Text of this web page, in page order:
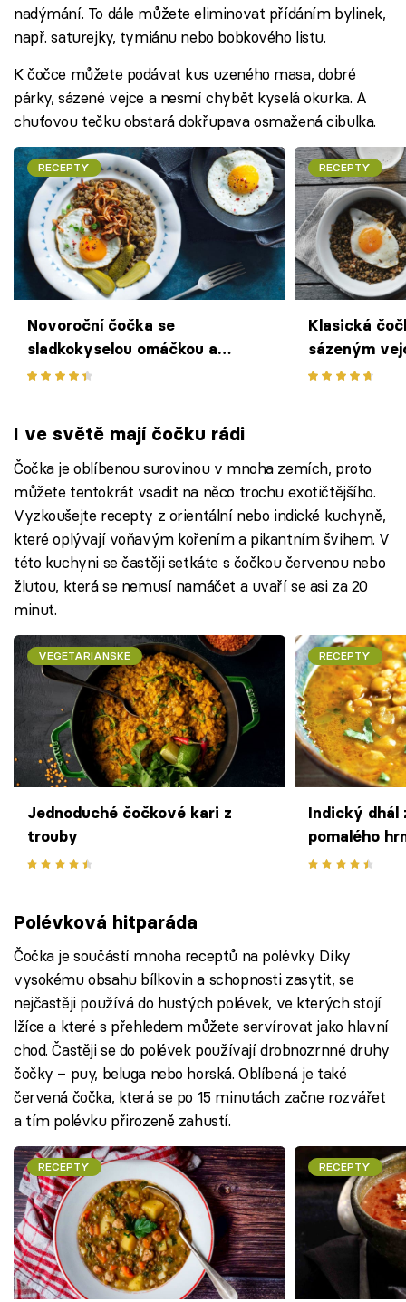
nadýmání. To dále můžete eliminovat přídáním bylinek,
např. saturejky, tymiánu nebo bobkového listu.
K čočce můžete podávat kus uzeného masa, dobré
párky, sázené vejce a nesmí chybět kyselá okurka. A
chuťovou tečku obstará dokřupava osmažená cibulka.
RECEPTY
Novoroční čočka se
sladkokyselou omáčkou a
osmaženou cibulí
RECEPTY
Klasická
sázeným
I ve světě mají čočku rádi
Čočka je oblíbenou surovinou v mnoha zemích, proto
můžete tentokrát vsadit na něco trochu exotičtějšího.
Vyzkoušejte recepty z orientální nebo indické kuchyně,
které oplývají voňavým kořením a pikantním švihem. V
této kuchyni se častěji setkáte s čočkou červenou nebo
žlutou, která se nemusí namáčet a uvaří se asi za 20
minut.
VEGETARIÁNSKÉ
Jednoduché čočkové kari z
trouby
RECEPTY
Indický dhál
pomalého
Polévková hitparáda
Čočka je součástí mnoha receptů na polévky. Díky
vysokému obsahu bílkovin a schopnosti zasytit, se
nejčastěji používá do hustých polévek, ve kterých stojí
lžíce a které s přehledem můžete servírovat jako hlavní
chod. Častěji se do polévek používají drobnozrnné druhy
čočky – puy, beluga nebo horská. Oblíbená je také
červená čočka, která se po 15 minutách začne rozvářet
a tím polévku přirozeně zahustí.
RECEPTY RECEPTY